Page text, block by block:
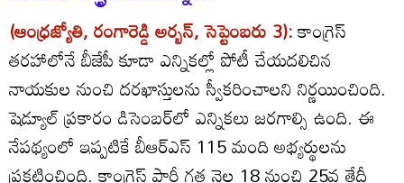
(ఆంధ్రజ్యోతి, రంగారెడ్డి అర్బన్‌, సెప్టెంబరు 3):కాంగ్రెస్‌
తరహాలోనే బీజేపీ కూడా ఎన్నికల్లో పోటీ చేయదలిచిన
నాయకుల నుంచి దరఖాస్తులను స్వీకరించాలని నిర్ణయించింది.
షెడ్యూల్‌ ప్రకారం డిసెంబర్‌లో ఎన్నికలు జరగాల్సి ఉంది. ఈ
నేపథ్యంలో ఇప్పటికే బీఆర్‌ఎస్‌ 115 మంది అభ్యర్థులను
ప్రకటించింది. కాంగ్రెస్‌ పార్టీ గత నెల 18 నుంచి 25వ తేదీ